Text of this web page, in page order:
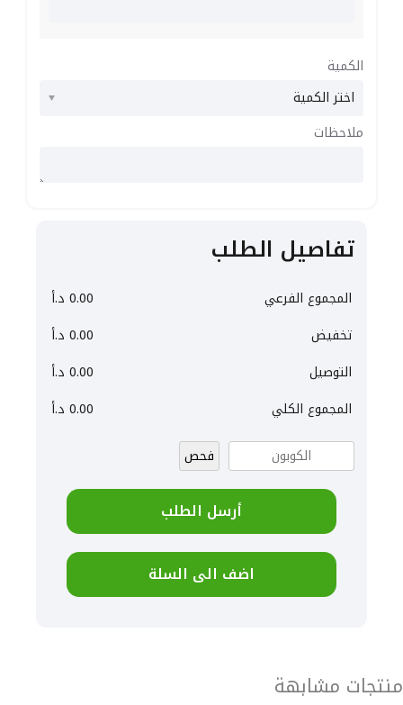
الكمية
ملاحظات
تفاصيل الطلب
المجموع الفرعي 0.00 د.أ
تخفيض
0.00 د.أ
التوصيل
0.00 د.أ
المجموع الكلي
0.00 د.أ
فحص
أرسل الطلب
اضف الى السلة
منتجات مشابهة